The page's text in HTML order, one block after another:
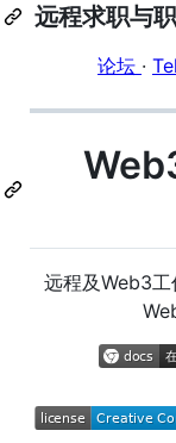
远程求职与
论坛 ·
远程及Web3